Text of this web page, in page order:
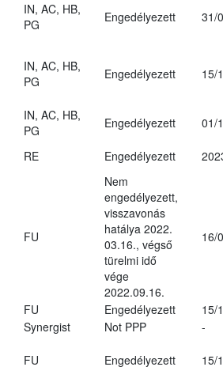
IN, AC, HB,
PG
Engedélyezett 31/
IN, AC, HB,
PG
Engedélyezett 15/
IN, AC, HB,
PG
Engedélyezett
01/
RE Engedélyezett
FU
Nem
engedélyezett,
visszavonás
hatálya 2022.
03.16., végső
türelmi idő
vége
2022.09.16.
16/
FU Engedélyezett
15/
Synergist Not PPP
-
FU Engedélyezett 15/